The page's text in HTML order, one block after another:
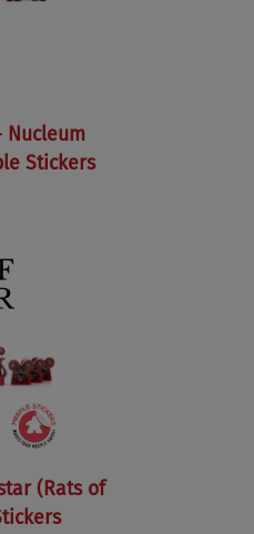
Nucleum
Stickers
(Rats of